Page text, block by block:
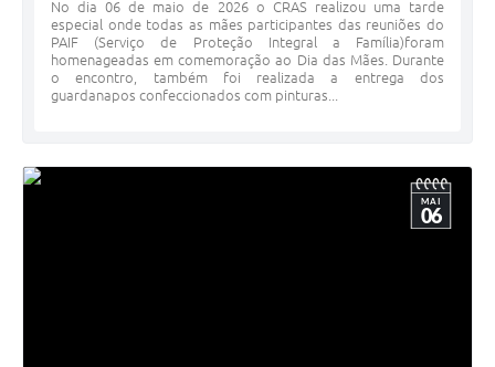
Nota Fiscal Eletrônica
e-SIC
No dia 06 de maio de 2026 o CRAS realizou uma tarde
especial onde todas as mães participantes das reuniões do
PAIF (Serviço de Proteção Integral a Família)foram
homenageadas em comemoração ao Dia das Mães. Durante
o encontro, também foi realizada a entrega dos
guardanapos confeccionados com pinturas...
MAI
06